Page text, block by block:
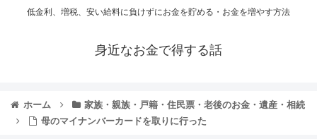
低金利、増税、安い給料に負けずにお金を貯める・お金を増やす方法
身近なお金で得する話
ホーム
家族・親族・戸籍・住民票・老後のお金・遺産・相続
母のマイナンバーカードを取りに行った